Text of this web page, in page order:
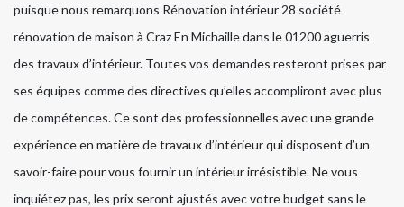
puisque nous remarquons Rénovation intérieur 28 société
rénovation de maison à Craz En Michaille dans le 01200 aguerris
des travaux d’intérieur. Toutes vos demandes resteront prises par
ses équipes comme des directives qu’elles accompliront avec plus
de compétences. Ce sont des professionnelles avec une grande
expérience en matière de travaux d’intérieur qui disposent d’un
savoir-faire pour vous fournir un intérieur irrésistible. Ne vous
inquiétez pas, les prix seront ajustés avec votre budget sans le